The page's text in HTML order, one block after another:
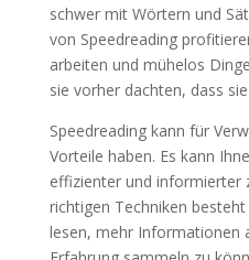
schwer mit Wörtern und
von Speedreading
arbeiten und mühelos
sie vorher dachten, dass
Speedreading kann für
Vorteile haben. Es kann
effizienter und informierter
richtigen Techniken
lesen, mehr Informationen